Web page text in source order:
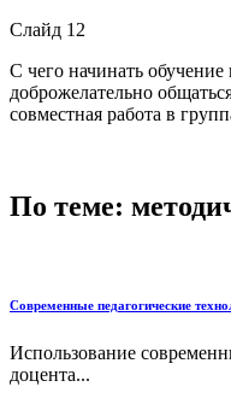
Слайд 12
С чего начинать
доброжелательно
совместная работа в
По теме:
Современные педагогические
Использование
доцента...